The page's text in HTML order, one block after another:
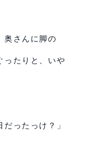
奥さんに脚の
ったりと、いや
ったっけ？」